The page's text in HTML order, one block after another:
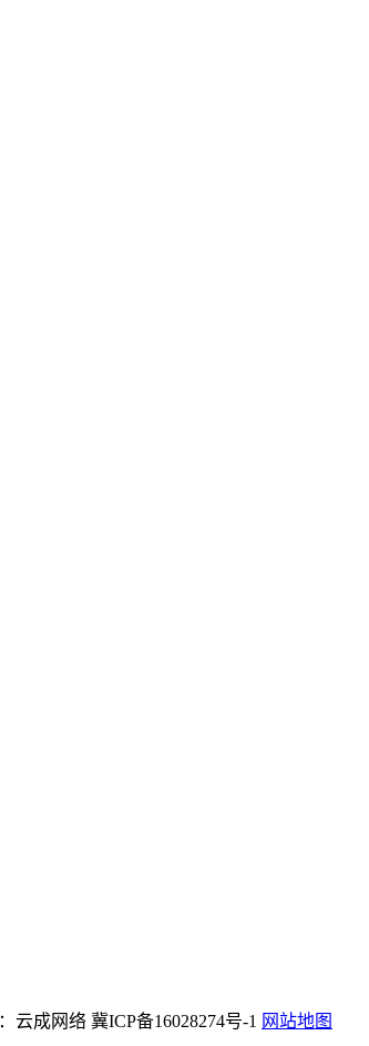
云成网络 冀ICP备16028274号-1 网站地图